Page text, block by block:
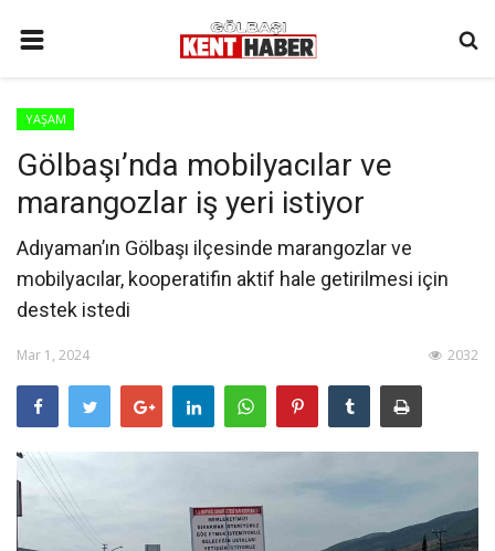
İLETIŞIM
3. SAYFA
GÜNDEM
YAŞAM
SAĞLIK
SİYASET
KÜNYE
MALATYA
SPOR
DİĞER
YAŞAM
Gölbaşı’nda mobilyacılar ve
marangozlar iş yeri istiyor
Adıyaman’ın Gölbaşı ilçesinde marangozlar ve
mobilyacılar, kooperatifin aktif hale getirilmesi için
destek istedi
Mar 1, 2024 2032